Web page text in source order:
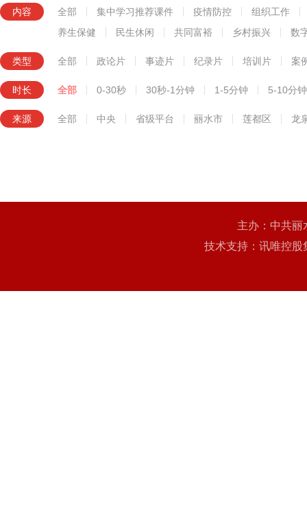
内容 全部 集中学习推荐课件 疫情防控
组织工作
养生保健
民生休闲 共同富裕 乡村振兴 数
类型 全部 政论片 事迹片 纪录片 培训片 案
时长 全部 0-30秒 30秒-1分钟 1-5分钟 5-10分钟
来源 全部 中央 省级平台 丽水市 莲都区 龙
主办：中共
技术支持：讯唯控